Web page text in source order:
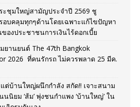
ะชุมใหญ่สามัญประจำปี 2569 ชู
บคลุมทุกๆด้านโดยเฉพาะแก้ไขปัญหา
องประชาชนการเงินไร้ดอกเบี้ย
ยานยนต์ The 47th Bangkok
2026 ที่คนรักรถ ไม่ควรพลาด 25 มีค.
ต่บ้านใหญ่ผนึกกำลัง สกัด!! เจาะสนาม
นิยม ‘ส้ม’ พุ่งชนกำแพง ‘บ้านใหญ่’ ใน